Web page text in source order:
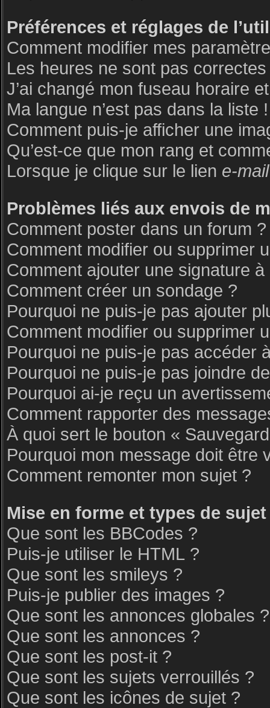
Préférences et réglages de
Comment modifier mes
Les heures ne sont pas correctes
J’ai changé mon fuseau horaire
Ma langue n’est pas dans la liste !
Comment puis-je afficher une
Qu’est-ce que mon rang et
Lorsque je clique sur le lien e-mail
Problèmes liés aux envois de
Comment poster dans un forum ?
Comment modifier ou supprimer
Comment ajouter une signature
Comment créer un sondage ?
Pourquoi ne puis-je pas ajouter
Comment modifier ou supprimer
Pourquoi ne puis-je pas accéder
Pourquoi ne puis-je pas joindre
Pourquoi ai-je reçu un
Comment rapporter des
À quoi sert le bouton «
Pourquoi mon message doit être
Comment remonter mon sujet ?
Mise en forme et types de sujet
Que sont les BBCodes ?
Puis-je utiliser le HTML ?
Que sont les smileys ?
Puis-je publier des images ?
Que sont les annonces globales ?
Que sont les annonces ?
Que sont les post-it ?
Que sont les sujets verrouillés ?
Que sont les icônes de sujet ?